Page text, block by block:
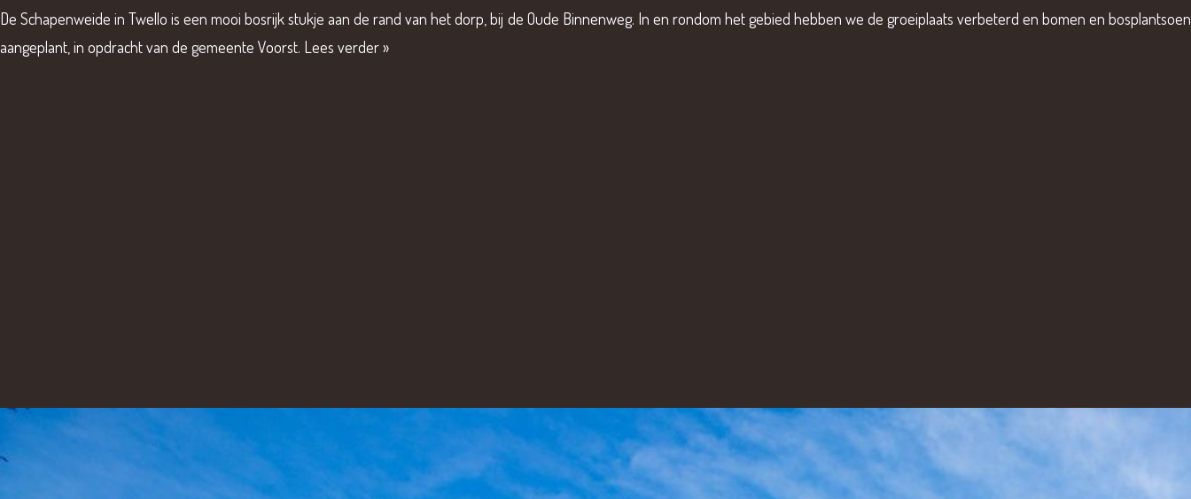
De Schapenweide in Twello is een mooi bosrijk stukje aan de rand van het dorp, bij de Oude Binnenweg. In en rondom het gebied hebben we de groeiplaats verbeterd en bomen en bosplantsoen
aangeplant, in opdracht van de gemeente Voorst. Lees verder »